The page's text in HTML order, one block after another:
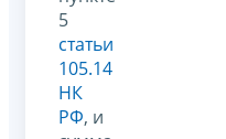
5
статьи
105.14
НК
РФ, и